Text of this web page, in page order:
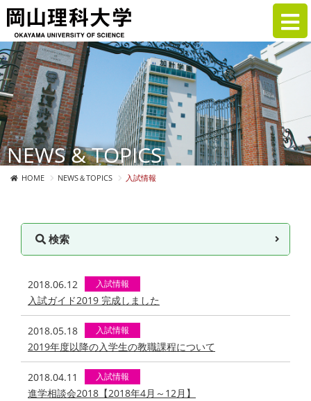
NEWS & TOPICS
HOME NEWS＆TOPICS 入試情報
検索
2018.06.12 入試情報
入試ガイド2019 完成しました
2018.05.18 入試情報
2019年度以降の入学生の教職課程について
2018.04.11 入試情報
進学相談会2018【2018年4月～12月】